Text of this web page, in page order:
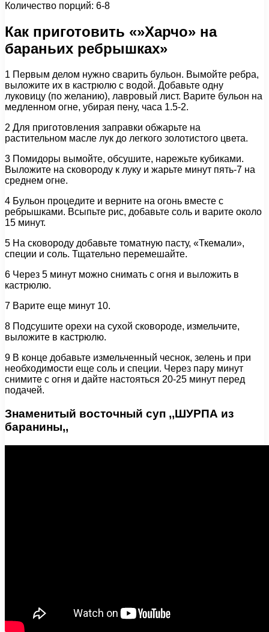
Количество порций: 6-8
Как приготовить «»Харчо» на
бараньих ребрышках»
1 Первым делом нужно сварить бульон. Вымойте ребра,
выложите их в кастрюлю с водой. Добавьте одну
луковицу (по желанию), лавровый лист. Варите бульон на
медленном огне, убирая пену, часа 1.5-2.
2 Для приготовления заправки обжарьте на
растительном масле лук до легкого золотистого цвета.
3 Помидоры вымойте, обсушите, нарежьте кубиками.
Выложите на сковороду к луку и жарьте минут пять-7 на
среднем огне.
4 Бульон процедите и верните на огонь вместе с
ребрышками. Всыпьте рис, добавьте соль и варите около
15 минут.
5 На сковороду добавьте томатную пасту, «Ткемали»,
специи и соль. Тщательно перемешайте.
6 Через 5 минут можно снимать с огня и выложить в
кастрюлю.
7 Варите еще минут 10.
8 Подсушите орехи на сухой сковороде, измельчите,
выложите в кастрюлю.
9 В конце добавьте измельченный чеснок, зелень и при
необходимости еще соль и специи. Через пару минут
снимите с огня и дайте настояться 20-25 минут перед
подачей.
Знаменитый восточный суп ,,ШУРПА из
баранины,,